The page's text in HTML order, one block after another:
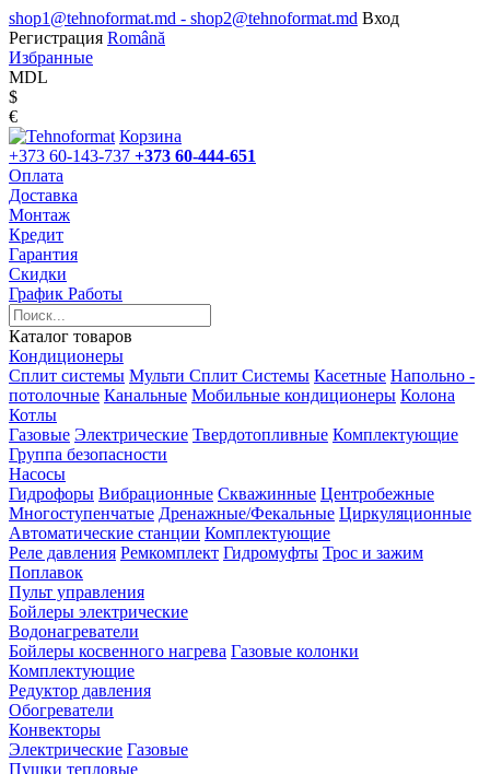
shop1@tehnoformat.md - shop2@tehnoformat.md Вход
Регистрация Română
Избранные
MDL
$
€
Корзина
+373 60-143-737 +373 60-444-651
Оплата
Доставка
Монтаж
Кредит
Гарантия
Скидки
График Работы
Каталог товаров
Кондиционеры
Сплит системы Мульти Сплит Системы Касетные Напольно -
потолочные Канальные Мобильные кондиционеры Колона
Котлы
Газовые Электрические Твердотопливные Комплектующие
Группа безопасности
Насосы
Гидрофоры Вибрационные Скважинные Центробежные
Многоступенчатые Дренажные/Фекальные Циркуляционные
Автоматические станции Комплектующие
Реле давления Ремкомплект Гидромуфты Трос и зажим
Поплавок
Пульт управления
Бойлеры электрические
Водонагреватели
Бойлеры косвенного нагрева Газовые колонки
Комплектующие
Редуктор давления
Обогреватели
Конвекторы
Электрические Газовые
Пушки тепловые